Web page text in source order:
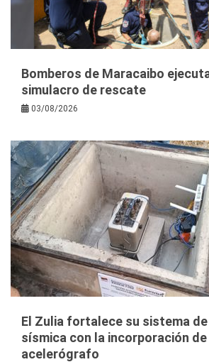
Bomberos de Maracaibo
simulacro de rescate
03/08/2026
El Zulia fortalece su sistema
sísmica con la incorporación de
acelerógrafo